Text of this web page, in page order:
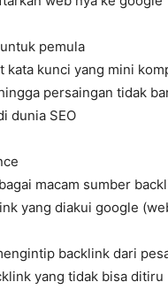
pemula
kata kunci yang mini
persaingan tidak
dunia SEO
macam sumber
yang diakui google
backlink dari
yang tidak bisa ditiru